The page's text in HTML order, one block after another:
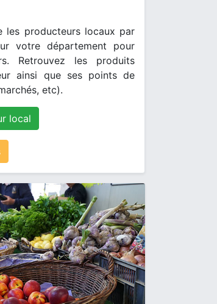
les producteurs locaux par
votre département pour
Retrouvez les produits
ainsi que ses points de
etc).
local